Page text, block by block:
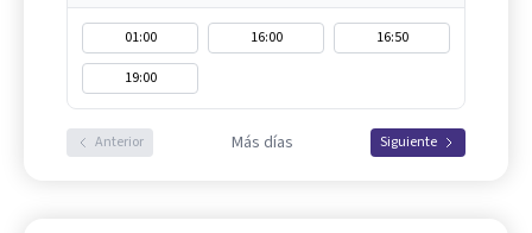
01:00 16:00
16:50
19:00
Anterior Más días Siguiente